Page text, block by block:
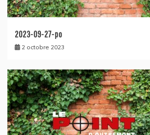
2023-09-27-po
2 octobre 2023